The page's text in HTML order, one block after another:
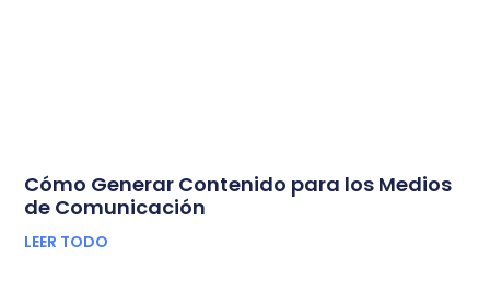
Cómo Generar Contenido para los Medios
de Comunicación
LEER TODO